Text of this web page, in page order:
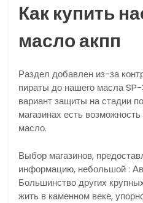
Как купить
масло акпп
Раздел добавлен из-за
пираты до нашего масла
вариант защиты на стадии
магазинах есть
масло.
Выбор магазинов,
информацию, небольшой :
Большинство других
жить в каменном веке,